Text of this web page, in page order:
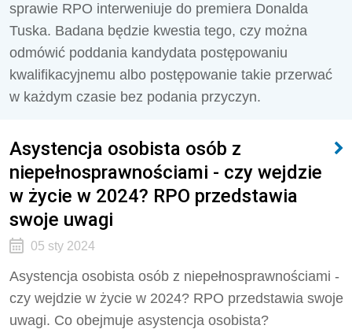
sprawie RPO interweniuje do premiera Donalda
Tuska. Badana będzie kwestia tego, czy można
odmówić poddania kandydata postępowaniu
kwalifikacyjnemu albo postępowanie takie przerwać
w każdym czasie bez podania przyczyn.
Asystencja osobista osób z
niepełnosprawnościami - czy wejdzie
w życie w 2024? RPO przedstawia
swoje uwagi
05 sty 2024
Asystencja osobista osób z niepełnosprawnościami -
czy wejdzie w życie w 2024? RPO przedstawia swoje
uwagi. Co obejmuje asystencja osobista?